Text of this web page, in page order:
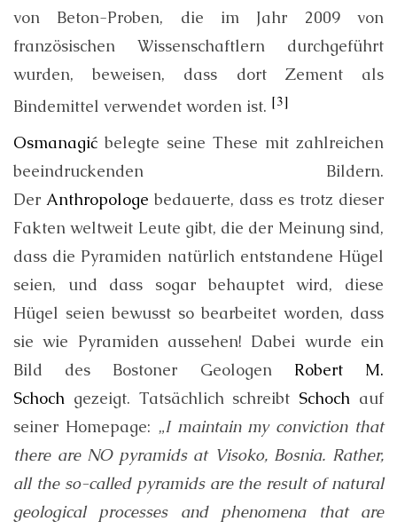
von Beton-Proben, die im Jahr 2009 von
französischen Wissenschaftlern durchgeführt
wurden, beweisen, dass dort Zement als
Bindemittel verwendet worden ist. [3]
Osmanagić belegte seine These mit zahlreichen
beeindruckenden Bildern.
Der Anthropologe bedauerte, dass es trotz dieser
Fakten weltweit Leute gibt, die der Meinung sind,
dass die Pyramiden natürlich entstandene Hügel
seien, und dass sogar behauptet wird, diese
Hügel seien bewusst so bearbeitet worden, dass
sie wie Pyramiden aussehen! Dabei wurde ein
Bild des Bostoner Geologen Robert M.
Schoch gezeigt. Tatsächlich schreibt Schoch auf
seiner Homepage: „I maintain my conviction that
there are NO pyramids at Visoko, Bosnia. Rather,
all the so-called pyramids are the result of natural
geological processes and phenomena that are